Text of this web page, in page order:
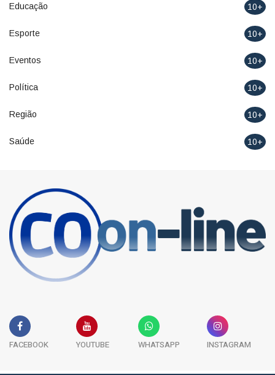
Educação 10+
Esporte 10+
Eventos 10+
Política 10+
Região 10+
Saúde 10+
FACEBOOK YOUTUBE WHATSAPP INSTAGRAM